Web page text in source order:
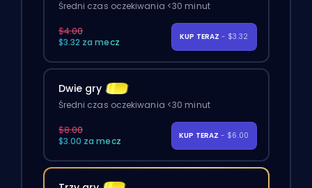
Średni czas oczekiwania <30 minut
$4.00
$3.32 za mecz
KUP TERAZ - $3.32
Dwie gry
Średni czas oczekiwania <30 minut
$8.00
$3.00 za mecz
KUP TERAZ - $6.00